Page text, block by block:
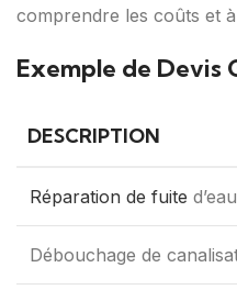
comprendre les coûts et
Exemple de Devis
DESCRIPTION
Réparation de fuite d’eau
Débouchage de